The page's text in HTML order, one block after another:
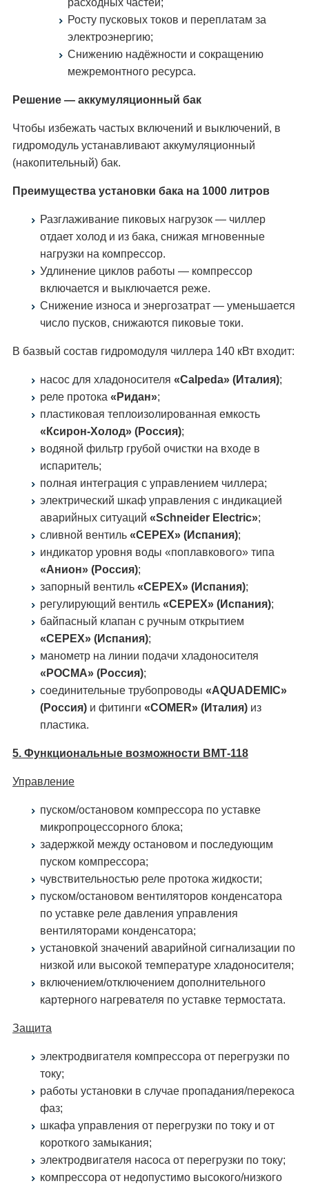
расходных частей;
Росту пусковых токов и переплатам за
электроэнергию;
Снижению надёжности и сокращению
межремонтного ресурса.
Решение — аккумуляционный бак
Чтобы избежать частых включений и выключений, в
гидромодуль устанавливают аккумуляционный
(накопительный) бак.
Преимущества установки бака на 1000 литров
Разглаживание пиковых нагрузок — чиллер
отдает холод и из бака, снижая мгновенные
нагрузки на компрессор.
Удлинение циклов работы — компрессор
включается и выключается реже.
Снижение износа и энергозатрат — уменьшается
число пусков, снижаются пиковые токи.
В базвый состав гидромодуля чиллера 140 кВт входит:
насос для хладоносителя «Calpeda» (Италия);
реле протока «Ридан»;
пластиковая теплоизолированная емкость
«Ксирон-Холод» (Россия);
водяной фильтр грубой очистки на входе в
испаритель;
полная интеграция с управлением чиллера;
электрический шкаф управления с индикацией
аварийных ситуаций «Schneider Electric»;
сливной вентиль «CEPEX» (Испания);
индикатор уровня воды «поплавкового» типа
«Анион» (Россия);
запорный вентиль «CEPEX» (Испания);
регулирующий вентиль «CEPEX» (Испания);
байпасный клапан с ручным открытием
«CEPEX» (Испания);
манометр на линии подачи хладоносителя
«РОСМА» (Россия);
соединительные трубопроводы «AQUADEMIC»
(Россия) и фитинги «COMER» (Италия) из
пластика.
5. Функциональные возможности ВМТ-118
Управление
пуском/остановом компрессора по уставке
микропроцессорного блока;
задержкой между остановом и последующим
пуском компрессора;
чувствительностью реле протока жидкости;
пуском/остановом вентиляторов конденсатора
по уставке реле давления управления
вентиляторами конденсатора;
установкой значений аварийной сигнализации по
низкой или высокой температуре хладоносителя;
включением/отключением дополнительного
картерного нагревателя по уставке термостата.
Защита
электродвигателя компрессора от перегрузки по
току;
работы установки в случае пропадания/перекоса
фаз;
шкафа управления от перегрузки по току и от
короткого замыкания;
электродвигателя насоса от перегрузки по току;
компрессора от недопустимо высокого/низкого